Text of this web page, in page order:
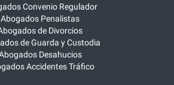
Convenio Regulador
Abogados Penalistas
de Divorcios
de Guarda y Custodia
Desahucios
Accidentes Tráfico